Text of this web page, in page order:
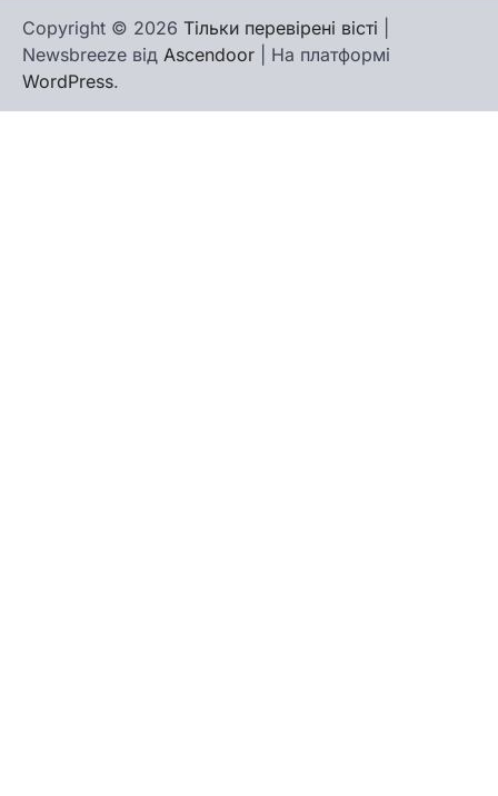
Copyright © 2026 Тільки перевірені вісті
Newsbreeze від Ascendoor | На платформі
WordPress.